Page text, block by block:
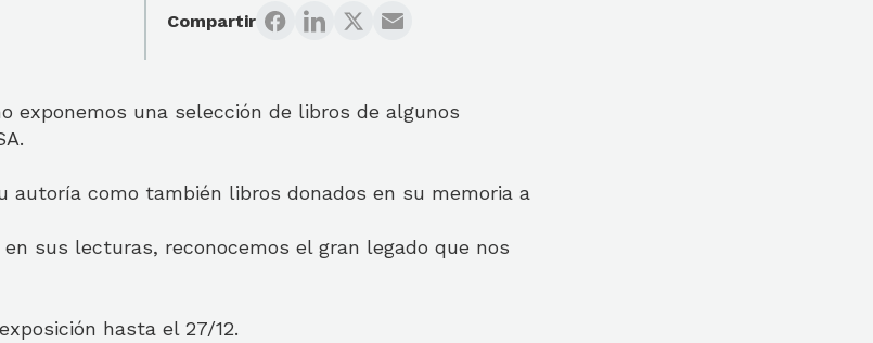
Compartir
exponemos una selección de libros de algunos
autoría como también libros donados en su memoria a
sus lecturas, reconocemos el gran legado que nos
hasta el 27/12.